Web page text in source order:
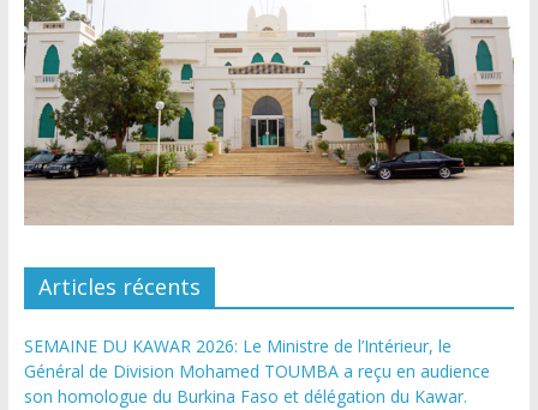
Articles récents
SEMAINE DU KAWAR 2026: Le Ministre de l’Intérieur, le
Général de Division Mohamed TOUMBA a reçu en audience
son homologue du Burkina Faso et délégation du Kawar.